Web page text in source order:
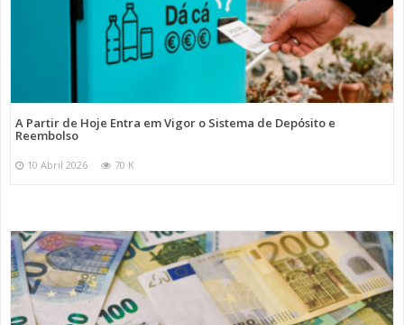
A Partir de Hoje Entra em Vigor o Sistema de Depósito e
Reembolso
10 Abril 2026 70 K